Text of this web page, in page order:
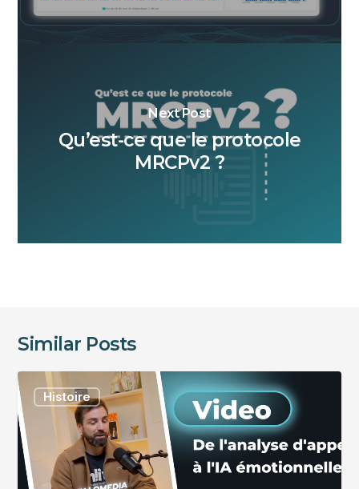
Next Post
Qu’est-ce que le protocole
MRCPv2 ?
Similar Posts
Histoire
De
l’analyse
d’appels
à
l’IA
émotionnelle